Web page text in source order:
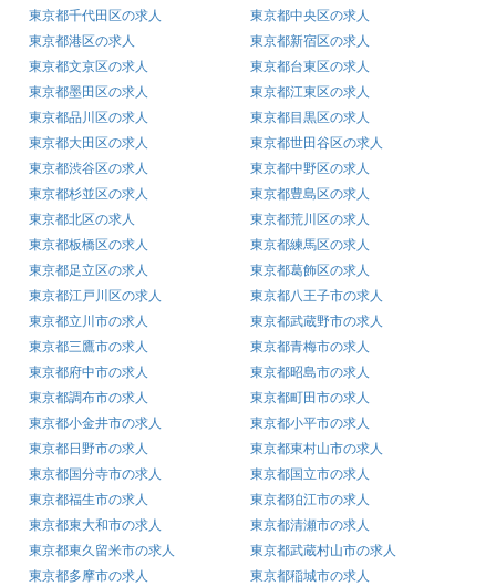
東京都千代田区の求人
東京都中央区の求人
東京都港区の求人
東京都新宿区の求人
東京都文京区の求人
東京都台東区の求人
東京都墨田区の求人
東京都江東区の求人
東京都品川区の求人
東京都目黒区の求人
東京都大田区の求人
東京都世田谷区の求人
東京都渋谷区の求人
東京都中野区の求人
東京都杉並区の求人
東京都豊島区の求人
東京都北区の求人
東京都荒川区の求人
東京都板橋区の求人
東京都練馬区の求人
東京都足立区の求人
東京都葛飾区の求人
東京都江戸川区の求人
東京都八王子市の求人
東京都立川市の求人
東京都武蔵野市の求人
東京都三鷹市の求人
東京都青梅市の求人
東京都府中市の求人
東京都昭島市の求人
東京都調布市の求人
東京都町田市の求人
東京都小金井市の求人
東京都小平市の求人
東京都日野市の求人
東京都東村山市の求人
東京都国分寺市の求人
東京都国立市の求人
東京都福生市の求人
東京都狛江市の求人
東京都東大和市の求人
東京都清瀬市の求人
東京都東久留米市の求人
東京都武蔵村山市の求人
東京都多摩市の求人
東京都稲城市の求人